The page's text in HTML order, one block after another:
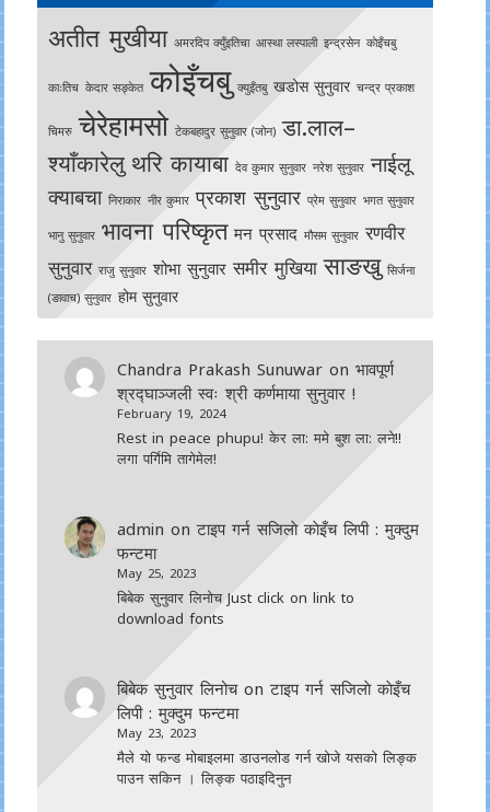
अतीत मुखीया अमरदिप क्युँइतिचा आस्था लस्पाली इन्द्रसेन काेइँचबु
काःतिच केदार सङ्केत कोइँचबु क्युइँतबु खडोस सुनुवार चन्द्र प्रकाश
चिमरु चेरेहामसो टेकबहादुर सुनुवार (जोन) डा.लाल–
श्याँकारेलु थरि कायाबा देव कुमार सुनुवार नरेश सुनुवार नाईलू
क्याबचा निराकार नीर कुमार प्रकाश सुनुवार प्रेम सुनुवार भगत सुनुवार
भानु सुनुवार भावना परिष्कृत मन प्रसाद मौसम सुनुवार रणवीर
सुनुवार राजु सुनुवार शोभा सुनुवार समीर मुखिया साङखु सिर्जना
(ङावाच) सुनुवार होम सुनुवार
Chandra Prakash Sunuwar onभावपूर्ण
श्रद्घाञ्जली स्वः श्री कर्णमाया सुनुवार !
February 19, 2024
Rest in peace phupu! केर ला: ममे बुश ला: लने!!
लगा पर्गिमि तागेमेल!
admin onटाइप गर्न सजिलाे काेइँच लिपी : मुक्दुम
फन्टमा
May 25, 2023
बिबेक सुनुवार लिनोच Just click on link to
download fonts
बिबेक सुनुवार लिनोचonटाइप गर्न सजिलाे काेइँच
लिपी : मुक्दुम फन्टमा
May 23, 2023
मैले यो फन्ड मोबाइलमा डाउनल‍ोड गर्न खोजे यसको लिङ्क
पाउन सकिन । लिङ्क पठाइदिनुन